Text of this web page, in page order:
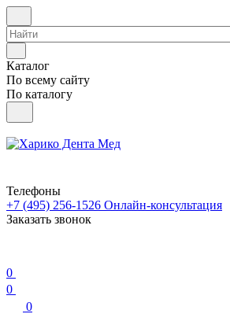
Каталог
По всему сайту
По каталогу
Телефоны
+7 (495) 256-1526 Онлайн-консультация
Заказать звонок
0
0
0